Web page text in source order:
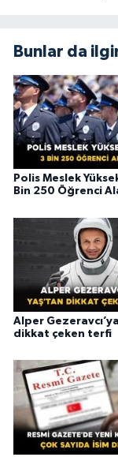
Bunlar da
Polis Meslek
Bin 250 Öğrenci
Alper
dikkat çeken terfi